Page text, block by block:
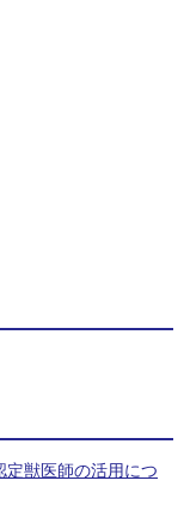
定獣医師の活用につ